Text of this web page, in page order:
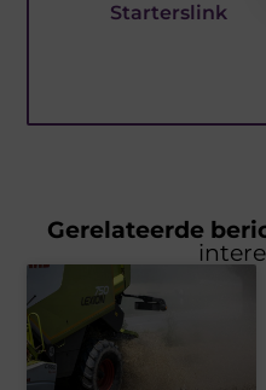
Starterslink
Gerelateerde